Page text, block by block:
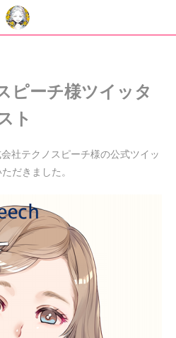
ピーチ様ツイッタ
ト
社テクノスピーチ様の公式ツイッ
だきました。